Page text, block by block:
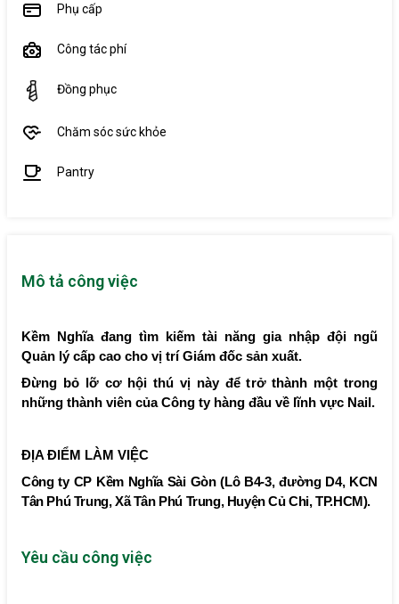
Phụ cấp
Công tác phí
Đồng phục
Chăm sóc sức khỏe
Pantry
Mô tả công việc
Kềm Nghĩa đang tìm kiếm tài năng gia nhập đội ngũ
Quản lý cấp cao cho vị trí Giám đốc sản xuất.
Đừng bỏ lỡ cơ hội thú vị này để trở thành một trong
những thành viên của Công ty hàng đầu về lĩnh vực Nail.
ĐỊA ĐIỂM LÀM VIỆC
Công ty CP Kềm Nghĩa Sài Gòn (Lô B4-3, đường D4, KCN
Tân Phú Trung, Xã Tân Phú Trung, Huyện Củ Chi, TP.HCM).
Yêu cầu công việc